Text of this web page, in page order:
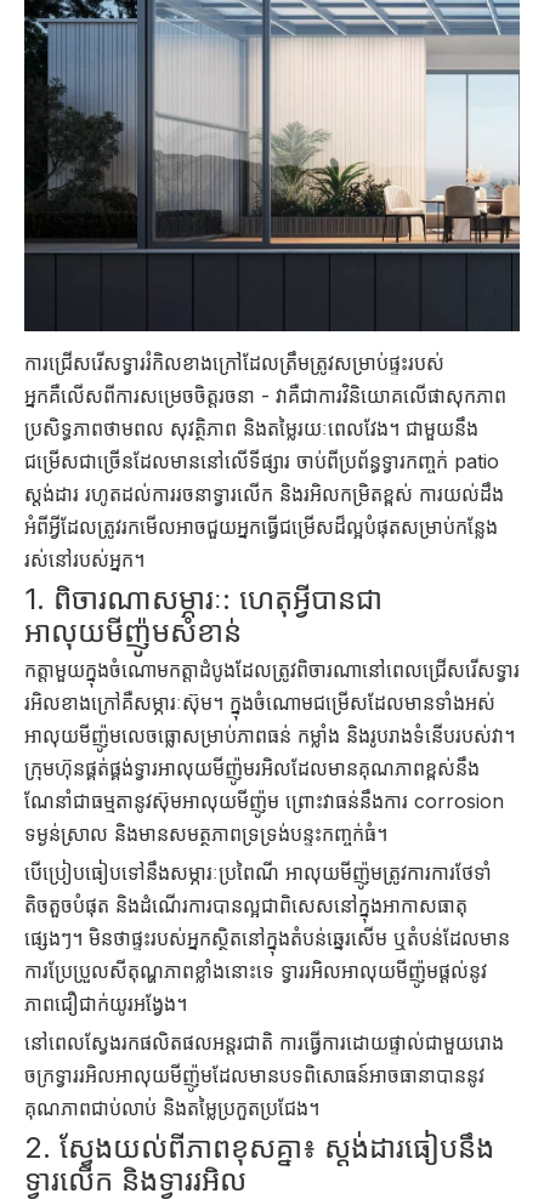
ការជ្រើសរើសទ្វាររំកិលខាងក្រៅដែលត្រឹមត្រូវសម្រាប់ផ្ទះរបស់
អ្នកគឺលើសពីការសម្រេចចិត្តរចនា - វាគឺជាការវិនិយោគលើផាសុកភាព
ប្រសិទ្ធភាពថាមពល សុវត្ថិភាព និងតម្លៃរយៈពេលវែង។ ជាមួយនឹង
ជម្រើសជាច្រើនដែលមាននៅលើទីផ្សារ ចាប់ពីប្រព័ន្ធទ្វារកញ្ចក់ patio
ស្តង់ដារ រហូតដល់ការរចនាទ្វារលើក និងរអិលកម្រិតខ្ពស់ ការយល់ដឹង
អំពីអ្វីដែលត្រូវរកមើលអាចជួយអ្នកធ្វើជម្រើសដ៏ល្អបំផុតសម្រាប់កន្លែង
រស់នៅរបស់អ្នក។
1. ពិចារណាសម្ភារៈ: ហេតុអ្វីបានជា
អាលុយមីញ៉ូមសំខាន់
កត្តាមួយក្នុងចំណោមកត្តាដំបូងដែលត្រូវពិចារណានៅពេលជ្រើសរើសទ្វារ
រអិលខាងក្រៅគឺសម្ភារៈស៊ុម។ ក្នុងចំណោមជម្រើសដែលមានទាំងអស់
អាលុយមីញ៉ូមលេចធ្លោសម្រាប់ភាពធន់ កម្លាំង និងរូបរាងទំនើបរបស់វា។
ក្រុមហ៊ុនផ្គត់ផ្គង់ទ្វារអាលុយមីញ៉ូមរអិលដែលមានគុណភាពខ្ពស់នឹង
ណែនាំជាធម្មតានូវស៊ុមអាលុយមីញ៉ូម ព្រោះវាធន់នឹងការ corrosion
ទម្ងន់ស្រាល និងមានសមត្ថភាពទ្រទ្រង់បន្ទះកញ្ចក់ធំ។
បើប្រៀបធៀបទៅនឹងសម្ភារៈប្រពៃណី អាលុយមីញ៉ូមត្រូវការការថែទាំ
តិចតួចបំផុត និងដំណើរការបានល្អជាពិសេសនៅក្នុងអាកាសធាតុ
ផ្សេងៗ។ មិនថាផ្ទះរបស់អ្នកស្ថិតនៅក្នុងតំបន់ឆ្នេរសើម ឬតំបន់ដែលមាន
ការប្រែប្រួលសីតុណ្ហភាពខ្លាំងនោះទេ ទ្វាររអិលអាលុយមីញ៉ូមផ្តល់នូវ
ភាពជឿជាក់យូរអង្វែង។
នៅពេលស្វែងរកផលិតផលអន្តរជាតិ ការធ្វើការដោយផ្ទាល់ជាមួយរោង
ចក្រទ្វាររអិលអាលុយមីញ៉ូមដែលមានបទពិសោធន៍អាចធានាបាននូវ
គុណភាពជាប់លាប់ និងតម្លៃប្រកួតប្រជែង។
2. ស្វែងយល់ពីភាពខុសគ្នា៖ ស្តង់ដារធៀបនឹង
ទ្វារលើក និងទ្វាររអិល